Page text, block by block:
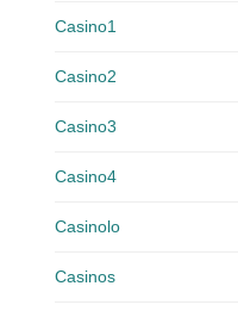
Casino1
Casino2
Casino3
Casino4
Casinolo
Casinos